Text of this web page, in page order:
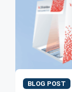
BLOG POST